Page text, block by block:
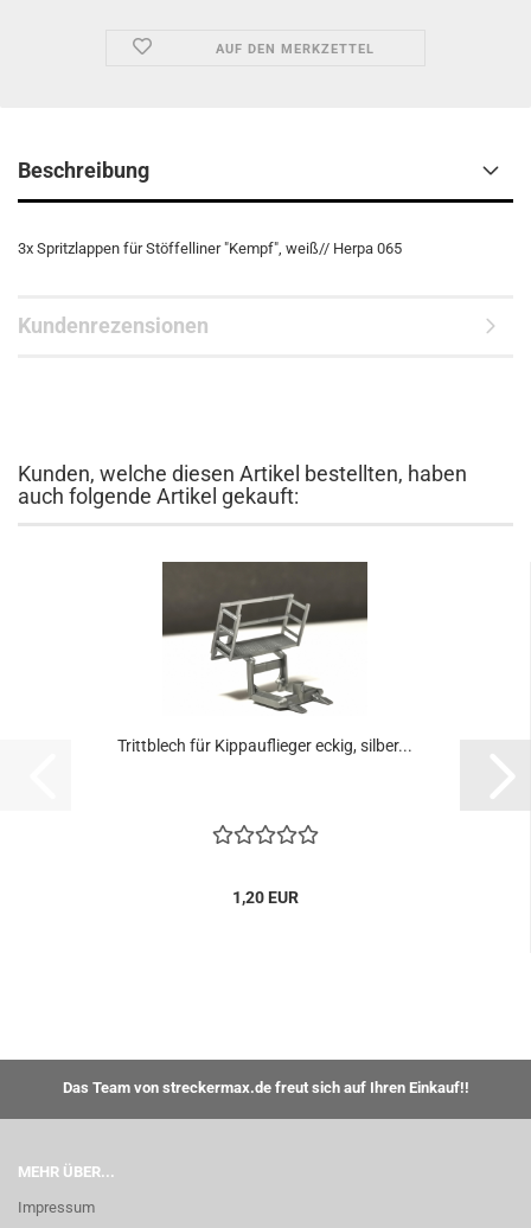
AUF DEN MERKZETTEL
Beschreibung
3x Spritzlappen für Stöffelliner "Kempf", weiß// Herpa 065
Kundenrezensionen
Kunden, welche diesen Artikel bestellten, haben
auch folgende Artikel gekauft:
Trittblech für Kippauflieger eckig, silber...
1,20 EUR
Das Team von streckermax.de freut sich auf Ihren Einkauf!!
MEHR ÜBER...
Impressum